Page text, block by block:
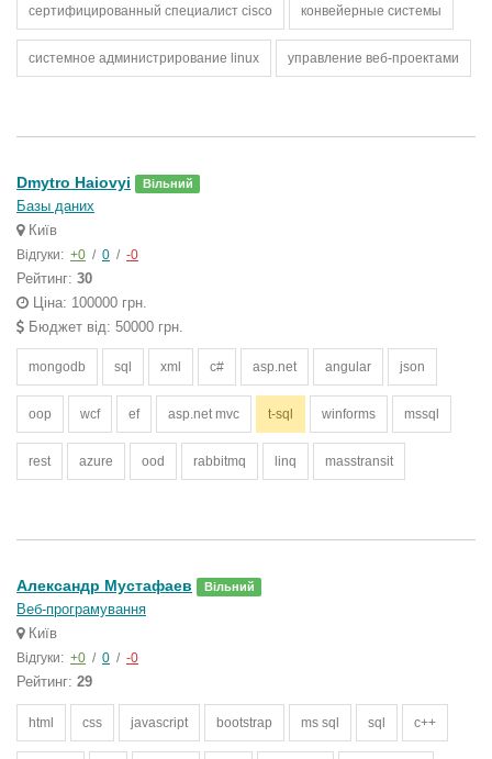
сертифицированный специалист cisco конвейерные системы
системное администрирование linux управление веб-проектами
Dmytro Haiovyi Вільний
Базы даних
Київ
Відгуки: +0 / 0 / -0
Рейтинг: 30
Ціна: 100000 грн.
Бюджет від: 50000 грн.
mongodb sql xml c# asp.net angular json
oop wcf ef asp.net mvc t-sql winforms mssql
rest azure ood rabbitmq linq masstransit
Александр Мустафаев Вільний
Веб-програмування
Київ
Відгуки: +0 / 0 / -0
Рейтинг: 29
html css javascript bootstrap ms sql sql c++